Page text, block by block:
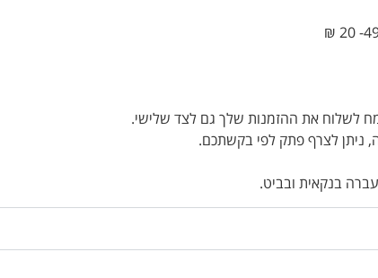
לשלוח את ההזמנות שלך גם לצד שלישי.
ניתן לצרף פתק לפי בקשתכם.
בנקאית ובביט.